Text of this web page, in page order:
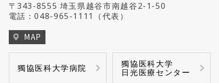
臨床工学部
〒343-8555 埼玉県越谷市南越谷2-1-50
電話：048-965-1111 （代表）
MAP
獨協医科大学病院
獨協医科大学
日光医療センター